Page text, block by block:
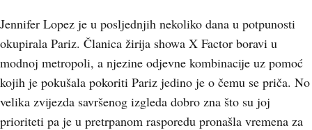
Jennifer Lopez je u posljednjih nekoliko dana u potpunosti
okupirala Pariz. Članica žirija showa X Factor boravi u
modnoj metropoli, a njezine odjevne kombinacije uz pomoć
kojih je pokušala pokoriti Pariz jedino je o čemu se priča. No
velika zvijezda savršenog izgleda dobro zna što su joj
prioriteti pa je u pretrpanom rasporedu pronašla vremena za